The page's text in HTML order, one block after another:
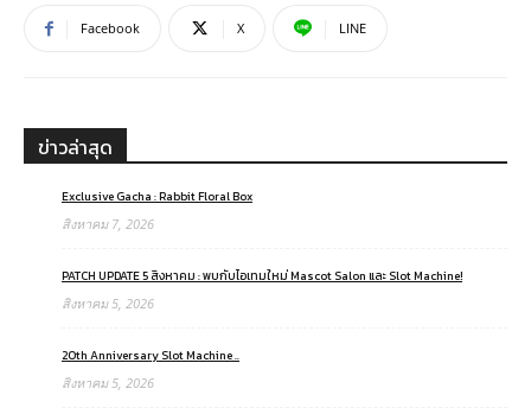
Facebook X LINE
ข่าวล่าสุด
Exclusive Gacha : Rabbit Floral Box
สิงหาคม 7, 2026
PATCH UPDATE 5 สิงหาคม : พบกับไอเทมใหม่ Mascot Salon และ Slot Machine!
สิงหาคม 5, 2026
20th Anniversary Slot Machine ..
สิงหาคม 5, 2026